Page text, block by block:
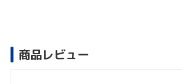
商品レビュー